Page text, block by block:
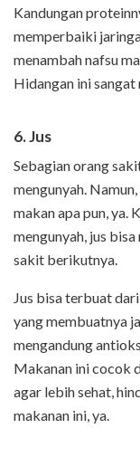
Kandungan
memperbaiki
menambah nafsu
Hidangan ini
6. Jus
Sebagian orang
mengunyah.
makan apa pun, ya.
mengunyah, jus
sakit berikutnya.
Jus bisa terbuat
yang membuatnya
mengandung
Makanan ini cocok
agar lebih sehat,
makanan ini, ya.